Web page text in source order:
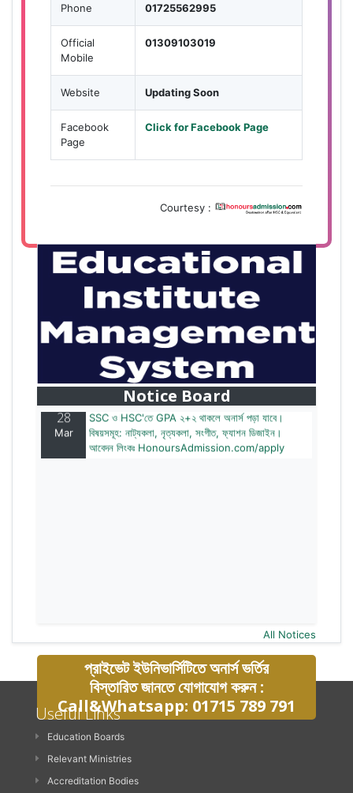
Phone 01725562995
Official
Mobile
01309103019
Website Updating Soon
Facebook
Page
Click for Facebook Page
Courtesy :
Notice Board
বাজেটের মধ্যে প্রাইভেট ইউনিভার্সিটিতে অনার্স পড়ার সুযোগ।
২০টির অধিক বিষয়, ৪ বছরে মোট খরচ ২ লক্ষ থেকে ৫ লক্ষ টাকা।
আবেদন লিংকঃ HonoursAdmission.com/apply
28
Mar
SSC ও HSC'তে GPA ২+২ থাকলে অনার্স পড়া যাবে।
বিষয়সমূহ: নাট্যকলা, নৃত্যকলা, সংগীত, ফ্যাশন ডিজাইন।
আবেদন লিংকঃ HonoursAdmission.com/apply
All Notices
প্রাইভেট ইউনিভার্সিটিতে অনার্স ভর্তির
বিস্তারিত জানতে যোগাযোগ করুন :
Call&Whatsapp: 01715 789 791
Useful Links
Education Boards
Relevant Ministries
Accreditation Bodies